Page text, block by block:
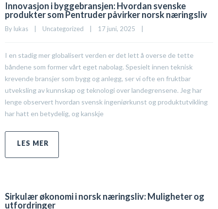
Innovasjon i byggebransjen: Hvordan svenske
produkter som Pentruder påvirker norsk næringsliv
By lukas Uncategorized 17 juni, 2025
I en stadig mer globalisert verden er det lett å overse de tette
båndene som former vårt eget nabolag. Spesielt innen teknisk
krevende bransjer som bygg og anlegg, ser vi ofte en fruktbar
utveksling av kunnskap og teknologi over landegrensene. Jeg har
lenge observert hvordan svensk ingeniørkunst og produktutvikling
har hatt en betydelig, og kanskje
Sirkulær økonomi i norsk næringsliv: Muligheter og
utfordringer